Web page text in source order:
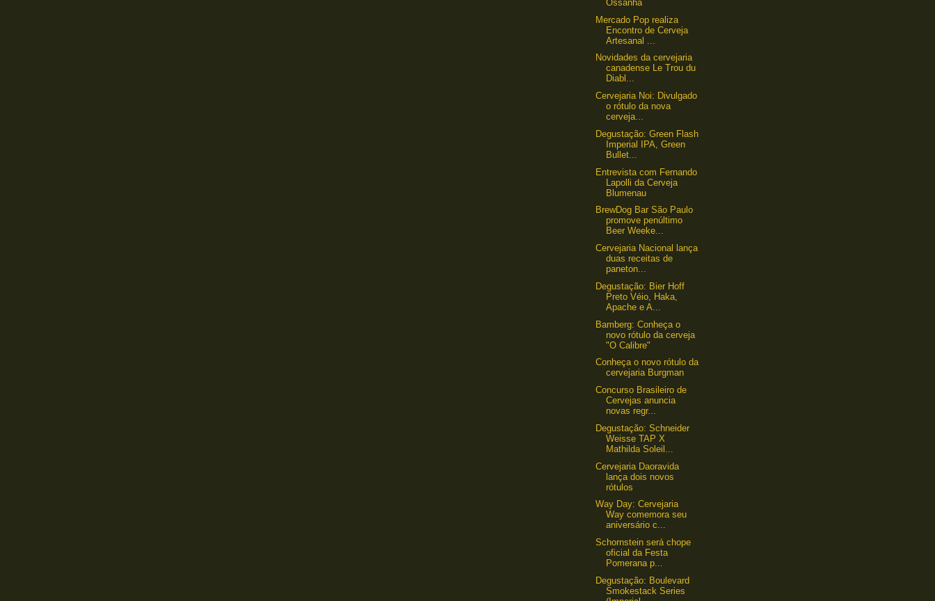
Ossanha
Mercado Pop realiza
Encontro de Cerveja
Artesanal ...
Novidades da cervejaria
canadense Le Trou du
Diabl...
Cervejaria Noi: Divulgado
o rótulo da nova
cerveja...
Degustação: Green Flash
Imperial IPA, Green
Bullet...
Entrevista com Fernando
Lapolli da Cerveja
Blumenau
BrewDog Bar São Paulo
promove penúltimo
Beer Weeke...
Cervejaria Nacional lança
duas receitas de
paneton...
Degustação: Bier Hoff
Preto Véio, Haka,
Apache e A...
Bamberg: Conheça o
novo rótulo da cerveja
"O Calibre"
Conheça o novo rótulo da
cervejaria Burgman
Concurso Brasileiro de
Cervejas anuncia
novas regr...
Degustação: Schneider
Weisse TAP X
Mathilda Soleil...
Cervejaria Daoravida
lança dois novos
rótulos
Way Day: Cervejaria
Way comemora seu
aniversário c...
Schornstein será chope
oficial da Festa
Pomerana p...
Degustação: Boulevard
Smokestack Series